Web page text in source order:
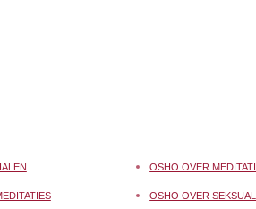
OSHO OVER
OSHO OVER